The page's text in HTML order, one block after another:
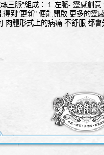
三脈"組成： 1.左脈- 靈感創
得到"更新" 便能開啟 更多的靈
肉體形式上的病痛 不舒服 都會